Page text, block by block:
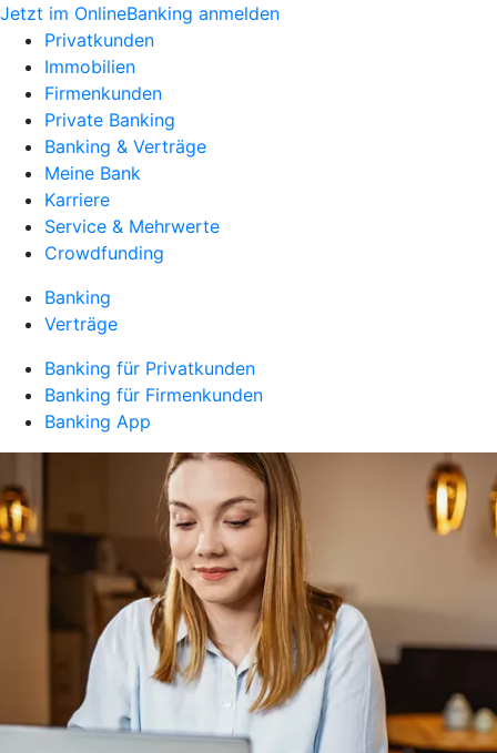
Jetzt im OnlineBanking anmelden
Privatkunden
Immobilien
Firmenkunden
Private Banking
Banking & Verträge
Meine Bank
Karriere
Service & Mehrwerte
Crowdfunding
Banking
Verträge
Banking für Privatkunden
Banking für Firmenkunden
Banking App